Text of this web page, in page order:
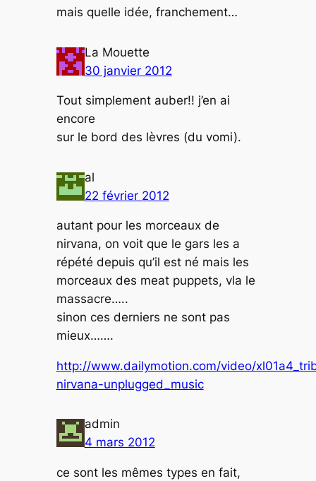
mais quelle idée, franchement…
La Mouette
30 janvier 2012
Tout simplement auber!! j’en ai
encore
sur le bord des lèvres (du vomi).
al
22 février 2012
autant pour les morceaux de
nirvana, on voit que le gars les a
répété depuis qu’il est né mais les
morceaux des meat puppets, vla le
massacre…..
sinon ces derniers ne sont pas
mieux…….
http://www.dailymotion.com/video/
nirvana-unplugged_music
admin
4 mars 2012
ce sont les mêmes types en fait,